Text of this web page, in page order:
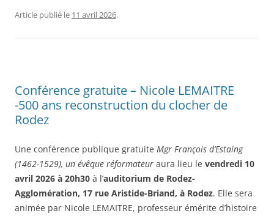
Article publié le 11 avril 2026.
Conférence gratuite – Nicole LEMAITRE
-500 ans reconstruction du clocher de
Rodez
Une conférence publique gratuite Mgr François d’Estaing
(1462-1529), un évêque réformateur aura lieu le vendredi 10
avril 2026 à 20h30 à l’auditorium de Rodez-
Agglomération, 17 rue Aristide-Briand, à Rodez. Elle sera
animée par Nicole LEMAITRE, professeur émérite d’histoire